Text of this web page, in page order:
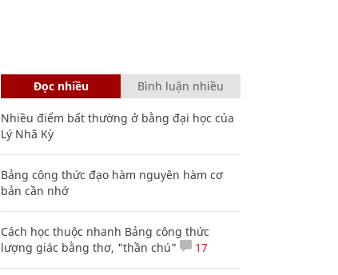
Đọc nhiều Bình luận nhiều
Nhiều điểm bất thường ở bằng đại học của
Lý Nhã Kỳ
Bảng công thức đạo hàm nguyên hàm cơ
bản cần nhớ
Cách học thuộc nhanh Bảng công thức
lượng giác bằng thơ, "thần chú"
17